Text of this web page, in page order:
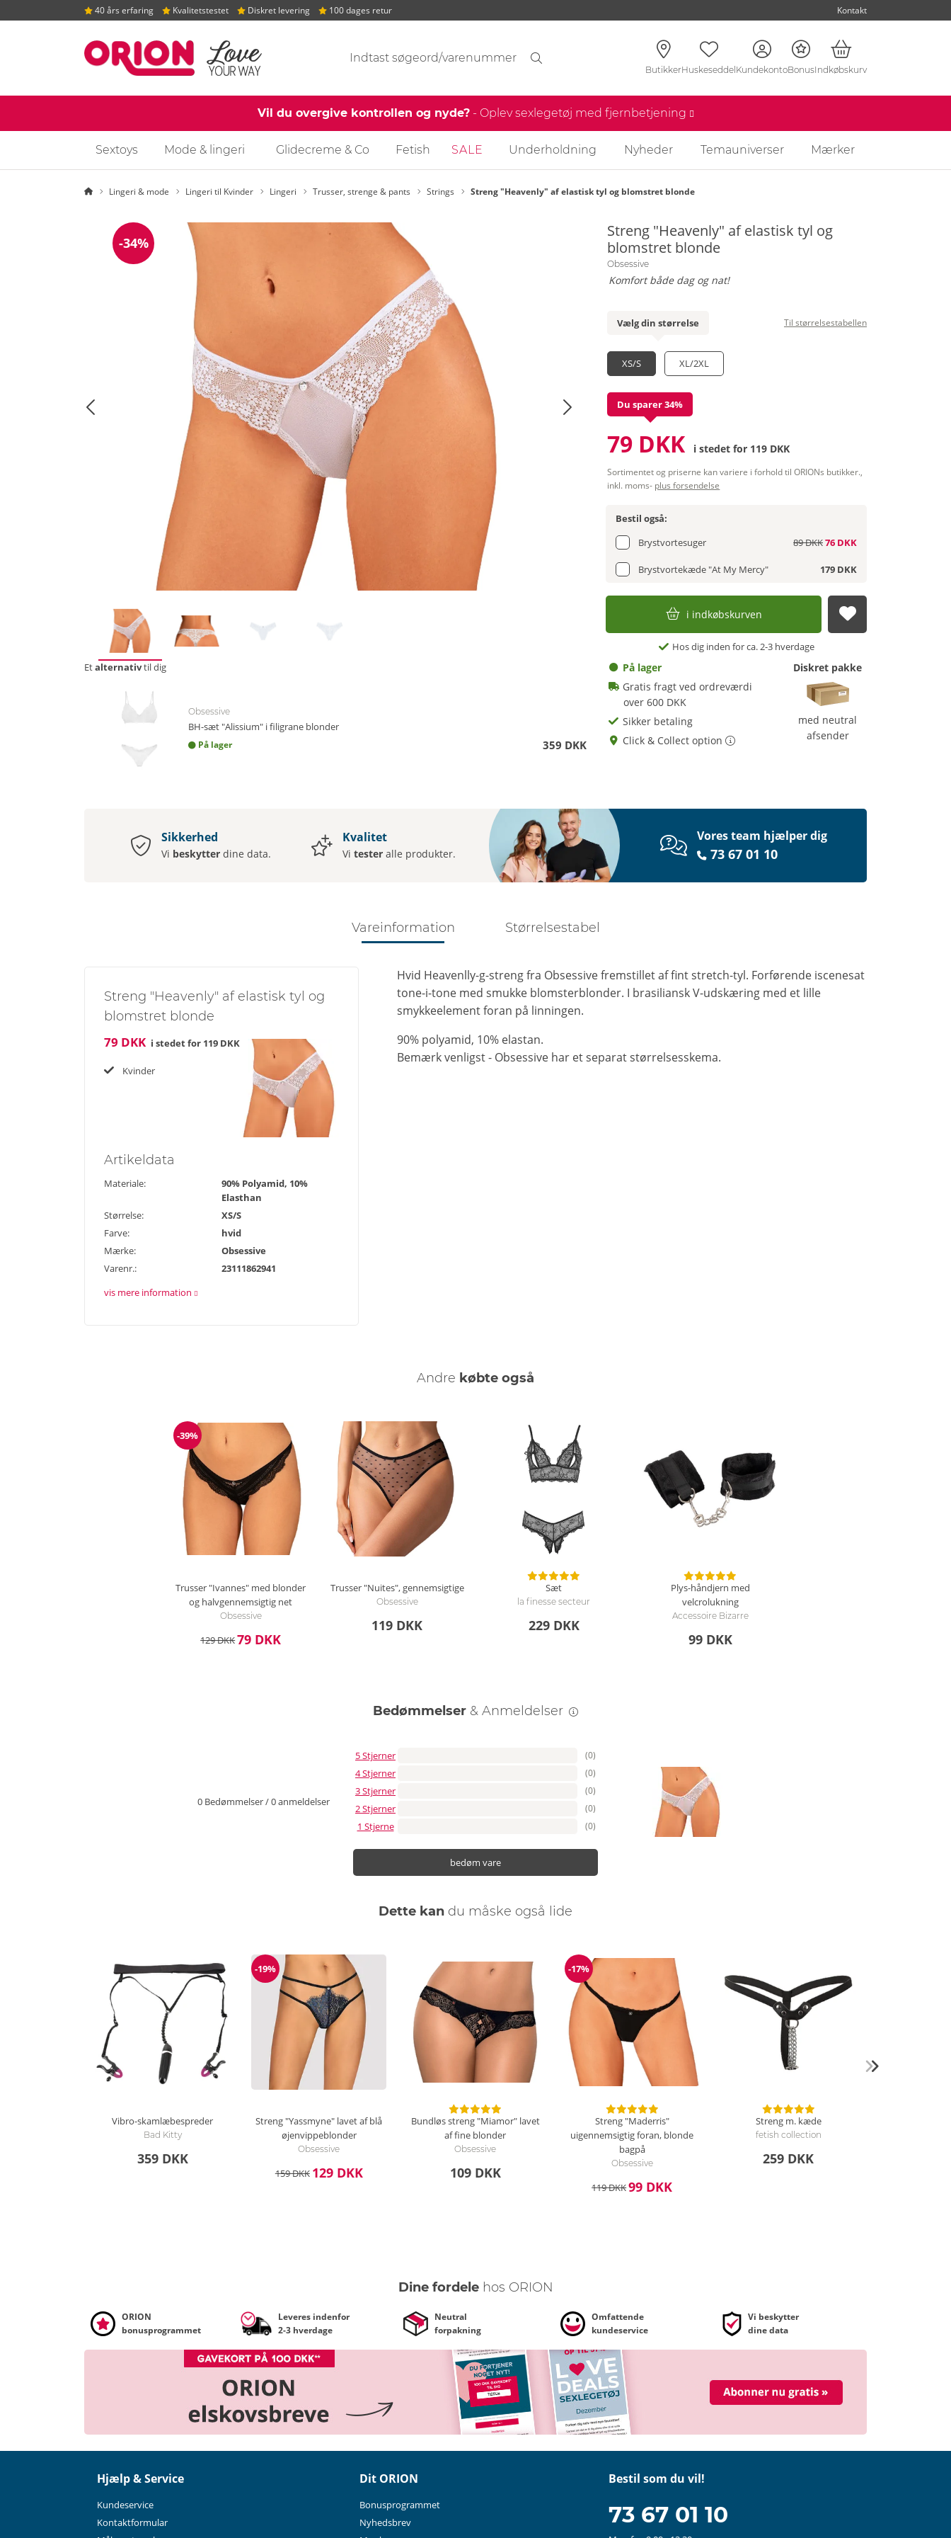
40 års erfaring Kvalitetstestet Diskret levering 100 dages retur Kontakt
Søgeforslag
Søgning
ButikkerHuskeseddelKundekontoBonusIndkøbskurv
Vil du overgive kontrollen og nyde?- Oplev sexlegetøj med fjernbetjening
Sextoys Mode & lingeri Glidecreme & Co Fetish SALE Underholdning Nyheder Temauniverser Mærker
StartsideLingeri & mode Lingeri til Kvinder Lingeri Trusser, strenge & pants Strings Streng "Heavenly" af elastisk tyl og blomstret blonde
Rabat
-34%
Etalternativtil dig
Obsessive
BH-sæt "Alissium" i filigrane blonder
På lager 359 DKK
Streng "Heavenly" af elastisk tyl og
blomstret blonde
Obsessive
Komfort både dag og nat!
Vælg din størrelse
XS/S XL/2XL
Til størrelsestabellen
Du sparer 34%
79 DKK i stedet for 119 DKK
Sortimentet og priserne kan variere i forhold til ORIONs butikker.,
inkl. moms- plus forsendelse
Bestil også:
Brystvortesuger
89 DKK76 DKK
Brystvortekæde "At My Mercy" 179 DKK
i indkøbskurven afsend
Hos dig inden for ca. 2-3 hverdage
På lager
Gratis fragt ved ordreværdi
over 600 DKK
Sikker betaling
Click & Collect option
Diskret pakke
med neutral
afsender
Sikkerhed
Vi beskytter dine data.
Kvalitet
Vi testeralle produkter.
Vores team hjælper dig
73 67 01 10
Vareinformation Størrelsestabel
Streng "Heavenly" af elastisk tyl og
blomstret blonde
79 DKK i stedet for 119 DKK
Kvinder
Artikel data
Materiale:
90% Polyamid, 10%
Elasthan
Størrelse:
XS/S
Farve:
hvid
Mærke:
Obsessive
Varenr.:
23111862941
vis mere information
Hvid Heavenlly-g-streng fra Obsessive fremstillet af fint stretch-tyl. Forførende iscenesat
tone-i-tone med smukke blomsterblonder. I brasiliansk V-udskæring med et lille
smykkeelement foran på linningen.
90% polyamid, 10% elastan.
Bemærk venligst - Obsessive har et separat størrelsesskema.
Andre købte også
Rabat
-39%
Trusser "Ivannes" med blonder
og halvgennemsigtig net
Obsessive
129 DKK79 DKK
Trusser "Nuites", gennemsigtige
Obsessive
119 DKK
Sæt
la finesse secteur
229 DKK
Plys-håndjern med
velcrolukning
Accessoire Bizarre
99 DKK
Bedømmelser & Anmeldelser
0 Bedømmelser/0 anmeldelser
5 Stjerner (0)
4 Stjerner (0)
3 Stjerner (0)
2 Stjerner (0)
1 Stjerne (0)
bedøm vare
Dette kan du måske også lide
Vibro-skamlæbespreder
Bad Kitty
359 DKK
Rabat
-19%
Streng "Yassmyne" lavet af blå
øjenvippeblonder
Obsessive
159 DKK 129 DKK
Bundløs streng "Miamor" lavet
af fine blonder
Obsessive
109 DKK
Rabat
-17%
Streng "Maderris"
uigennemsigtig foran, blonde
bagpå
Obsessive
119 DKK99 DKK
Streng m. kæde
fetish collection
259 DKK
Dine fordelehos ORION
ORION
bonusprogrammet
Leveres indenfor
2-3 hverdage
Neutral
forpakning
Omfattende
kundeservice
Vi beskytter
dine data
Hjælp & Service
Kundeservice
Kontaktformular
Dit ORION
Bonusprogrammet
Nyhedsbrev
Bestil som du vil!
73 67 01 10